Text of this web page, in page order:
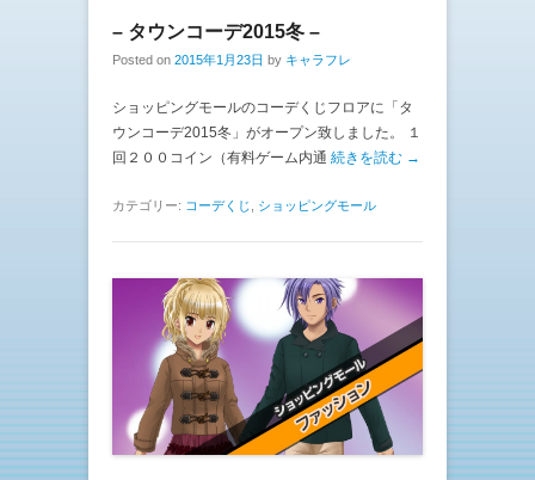
– タウンコーデ2015冬 –
Posted on 2015年1月23日 by キャラフレ
ショッピングモールのコーデくじフロアに「タ
ウンコーデ2015冬」がオープン致しました。 １
回２００コイン（有料ゲーム内通 続きを読む →
カテゴリー: コーデくじ ショッピングモール